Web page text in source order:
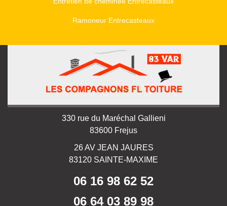
Ramoneur Entrecasteaux
330 rue du Maréchal Gallieni
83600 Frejus
26 AV JEAN JAURES
83120 SAINTE-MAXIME
06 16 98 62 52
06 64 03 89 98